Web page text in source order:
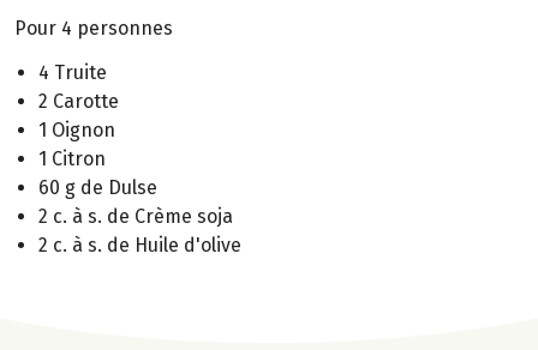
Pour 4 personnes
4 Truite
2 Carotte
1 Oignon
1 Citron
60 g de Dulse
2 c. à s. de Crème soja
2 c. à s. de Huile d'olive